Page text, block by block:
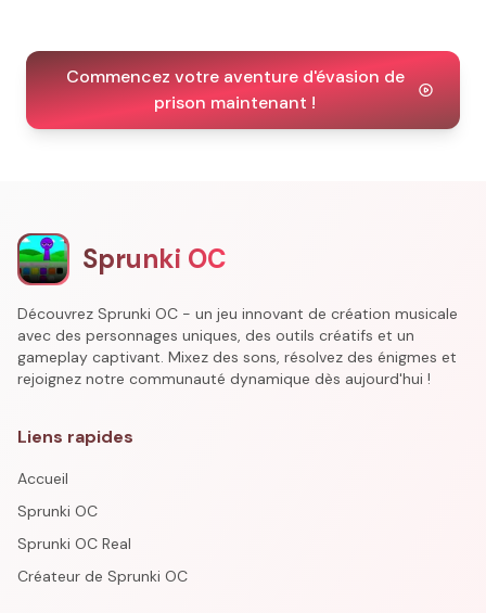
Commencez votre aventure d'évasion de
prison maintenant !
Sprunki OC
Découvrez Sprunki OC - un jeu innovant de création musicale
avec des personnages uniques, des outils créatifs et un
gameplay captivant. Mixez des sons, résolvez des énigmes et
rejoignez notre communauté dynamique dès aujourd'hui !
Liens rapides
Accueil
Sprunki OC
Sprunki OC Real
Créateur de Sprunki OC